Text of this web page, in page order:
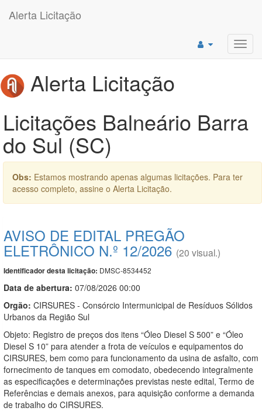
Alerta Licitação
Alerta Licitação
Licitações Balneário Barra
do Sul (SC)
Obs: Estamos mostrando apenas algumas licitações. Para ter
acesso completo, assine o Alerta Licitação.
AVISO DE EDITAL PREGÃO
ELETRÔNICO N.º 12/2026 (20 visual.)
Identificador desta licitação: DMSC-8534452
Data de abertura: 07/08/2026 00:00
Orgão: CIRSURES - Consórcio Intermunicipal de Resíduos Sólidos
Urbanos da Região Sul
Objeto: Registro de preços dos itens “Óleo Diesel S 500” e “Óleo
Diesel S 10” para atender a frota de veículos e equipamentos do
CIRSURES, bem como para funcionamento da usina de asfalto, com
fornecimento de tanques em comodato, obedecendo integralmente
as especificações e determinações previstas neste edital, Termo de
Referências e demais anexos, para aquisição conforme a demanda
de trabalho do CIRSURES.